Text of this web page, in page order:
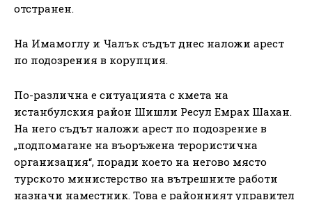
отстранен.
На Имамоглу и Чалък съдът днес наложи арест
по подозрения в корупция.
По-различна е ситуацията с кмета на
истанбулския район Шишли Ресул Емрах Шахан.
На него съдът наложи арест по подозрение в
„подпомагане на въоръжена терористична
организация“, поради което на негово място
турското министерство на вътрешните работи
назначи наместник. Това е районният управител